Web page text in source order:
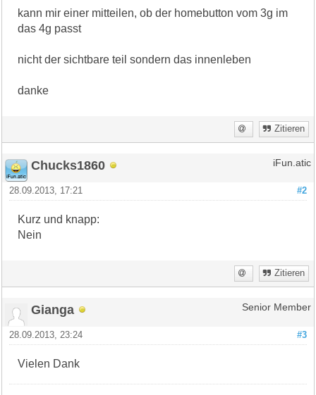
kann mir einer mitteilen, ob der homebutton vom 3g im
das 4g passt
nicht der sichtbare teil sondern das innenleben
danke
Zitieren
Chucks1860 iFun.atic
#2
28.09.2013, 17:21
Kurz und knapp:
Nein
Zitieren
Gianga Senior Member
#3
28.09.2013, 23:24
Vielen Dank